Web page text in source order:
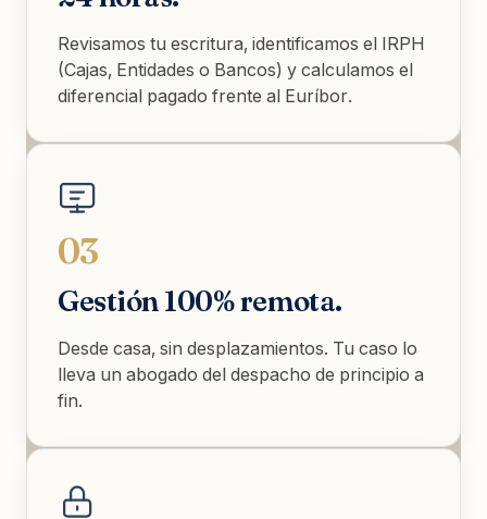
Revisamos tu escritura, identificamos el IRPH
(Cajas, Entidades o Bancos) y calculamos el
diferencial pagado frente al Euríbor.
03
Gestión 100% remota.
Desde casa, sin desplazamientos. Tu caso lo
lleva un abogado del despacho de principio a
fin.